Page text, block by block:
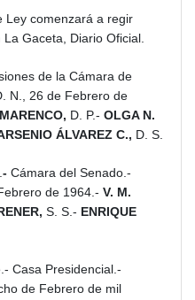
Ley comenzará a regir
Gaceta, Diario Oficial.
de la Cámara de
N., 26 de Febrero de
D. P.- OLGA N.
ÁLVAREZ C., D. S.
- Cámara del Senado.-
de 1964.- V. M.
S. S.- ENRIQUE
Casa Presidencial.-
de Febrero de mil